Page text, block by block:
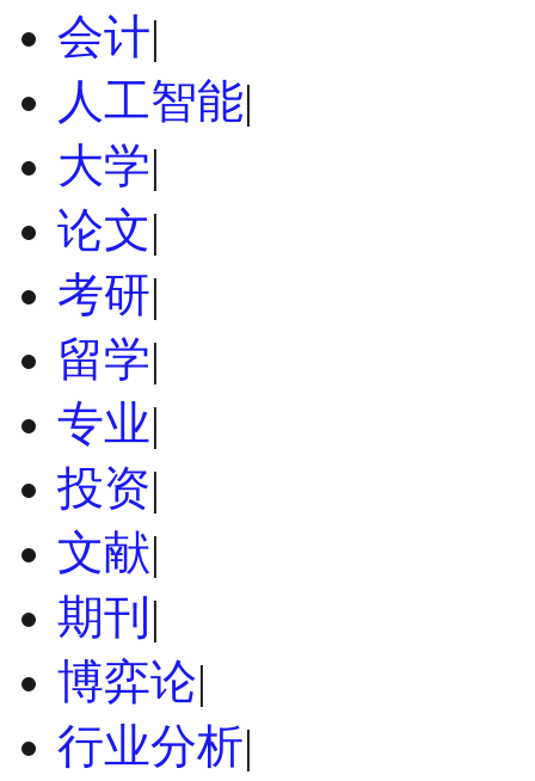
会计|
人工智能|
大学|
论文|
考研|
留学|
专业|
投资|
文献|
期刊 |
博弈论|
行业分析|